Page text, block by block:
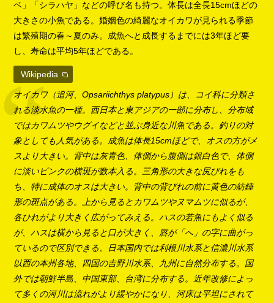
ベ」「シラハヤ」などの呼び名も持つ。体長は全長15cmほどの
大きさの小魚である。婚姻色の綺麗なオイカワが見られる季節
は繁殖期の春～夏のみ。成魚へと成長するまでには3年ほど要
し、寿命は平均5年ほどである。
Wikipedia
オイカワ（追河、Opsariichthys platypus）は、コイ科に分類さ
れる淡水魚の一種。西日本と東アジアの一部に分布し、分布域
ではカワムツやウグイなどと並ぶ身近な川魚である。釣りの対
象としても人気がある。成魚は体長15cmほどで、オスの方がメ
スより大きい。背中は灰青色、体側から腹側は銀白色で、体側
に淡いピンクの横斑が数本入る。三角形の大きな尻びれをも
ち、特に成体のオスは大きい。背中の背びれの前に黄色の紡錘
形の斑点がある。上から見るとカワムツやヌマムツに似るが、
各ひれがより大きく広がってみえる。ハスの若魚にもよく似る
が、ハスは横から見ると口が大きく、唇が「へ」の字に曲がっ
ているので区別できる。日本国内では利根川水系と信濃川水系
以西の本州各地、四国の吉野川水系、九州に自然分布する。国
外では朝鮮半島、中国東部、台湾に分布する。近年改修によっ
て多くの河川は流れがより緩やかになり、河床は平坦にされて